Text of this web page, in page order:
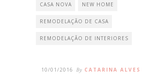
CASA NOVA NEW HOME
REMODELAÇÃO DE CASA
REMODELAÇÃO DE INTERIORES
10/01/2016 By CATARINA ALVES